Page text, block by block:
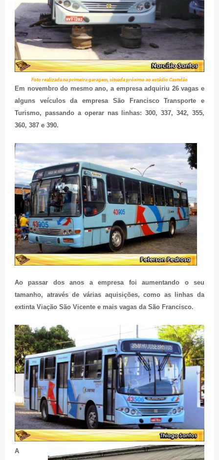
Foto realizada na primeira garagem, situada próximo ao estádio Castelão
Em novembro do mesmo ano, a empresa adquiriu 26 vagas e
alguns veículos da empresa São Francisco Transporte e
Turismo, passando a operar nas linhas: 300, 337, 342, 355,
360, 387 e 390.
Ao passar dos anos a empresa foi aumentando o seu
tamanho, através de várias aquisições, como as linhas da
extinta Viação São Vicente e mais vagas da São Francisco.
A